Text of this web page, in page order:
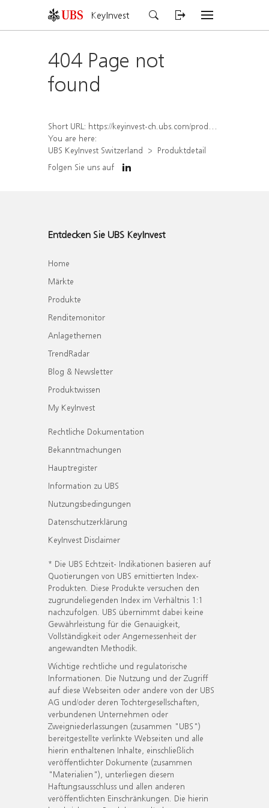
KeyInvest
404 Page not
found
Short URL: https://keyinvest-ch.ubs.com/produkt/detail/index/isin/CH1567432773
You are here:
UBS KeyInvest Switzerland
Produktdetail
Folgen Sie uns auf
Entdecken Sie UBS KeyInvest
Home
Märkte
Produkte
Renditemonitor
Anlagethemen
TrendRadar
Blog & Newsletter
Produktwissen
My KeyInvest
Rechtliche Dokumentation
Bekanntmachungen
Hauptregister
Information zu UBS
Nutzungsbedingungen
Datenschutzerklärung
KeyInvest Disclaimer
* Die UBS Echtzeit- Indikationen basieren auf
Quotierungen von UBS emittierten Index-
Produkten. Diese Produkte versuchen den
zugrundeliegenden Index im Verhältnis 1:1
nachzufolgen. UBS übernimmt dabei keine
Gewährleistung für die Genauigkeit,
Vollständigkeit oder Angemessenheit der
angewandten Methodik.
Wichtige rechtliche und regulatorische
Informationen. Die Nutzung und der Zugriff
auf diese Webseiten oder andere von der UBS
AG und/oder deren Tochtergesellschaften,
verbundenen Unternehmen oder
Zweigniederlassungen (zusammen "UBS")
bereitgestellte verlinkte Webseiten und alle
hierin enthaltenen Inhalte, einschließlich
veröffentlichter Dokumente (zusammen
"Materialien"), unterliegen diesem
Haftungsausschluss und allen anderen
veröffentlichten Einschränkungen. Die hierin